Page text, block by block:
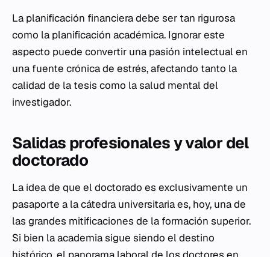
La planificación financiera debe ser tan rigurosa
como la planificación académica. Ignorar este
aspecto puede convertir una pasión intelectual en
una fuente crónica de estrés, afectando tanto la
calidad de la tesis como la salud mental del
investigador.
Salidas profesionales y valor del
doctorado
La idea de que el doctorado es exclusivamente un
pasaporte a la cátedra universitaria es, hoy, una de
las grandes mitificaciones de la formación superior.
Si bien la academia sigue siendo el destino